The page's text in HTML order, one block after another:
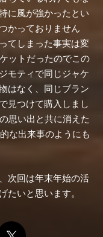
に風が強かったとい
かっておりません
てしまった事実は変
ットだったのでこの
モティで同じジャケ
はなく、同じブラン
見つけて購入しまし
思い出と共に消えた
な出来事のようにも
次回は年末年始の活
たいと思います。